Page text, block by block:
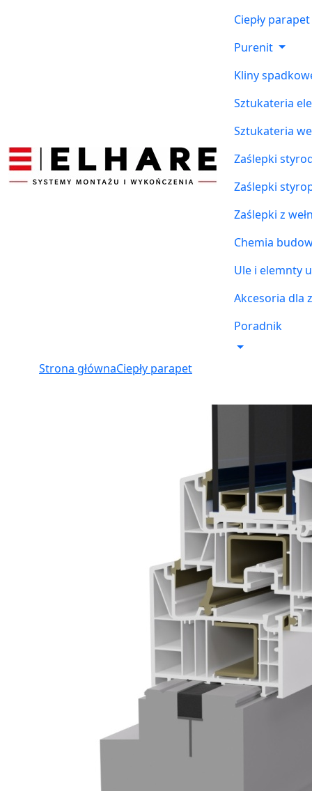
Ciepły parapet
Purenit
Kliny
Sztukateria
Sztukateria
Zaślepki
Zaślepki
Zaślepki z
Chemia
Ule i elemnty
Akcesoria dla
Poradnik
Strona głównaCiepły parapet